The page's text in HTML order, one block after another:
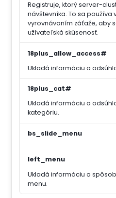
Registruje, ktorý server-
návštevníka. To sa používa
vyrovnávaním záťaže, aby
užívateľská skúsenosť.
18plus_allow_access#
Ukladá informáciu o
18plus_cat#
Ukladá informáciu o
kategóriu.
bs_slide_menu
left_menu
Ukladá informáciu o
menu.